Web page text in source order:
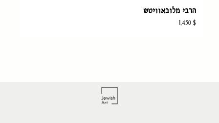
הרבי מלובאוויטש
1,450 $